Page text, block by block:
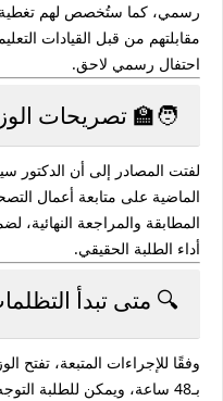
رسمي، كما ستُخصص لهم تغطية
مقابلتهم من قبل القيادات
احتفال رسمي لاحق.
🧑‍🏫 تصريحات
لفتت المصادر إلى أن الدكتور
الماضية على متابعة أعمال
المطابقة والمراجعة
أداء الطلبة الحقيقي.
🔍 متى تبدأ
وفقًا للإجراءات المتبعة، تفتح
بـ48 ساعة، ويمكن للطلبة